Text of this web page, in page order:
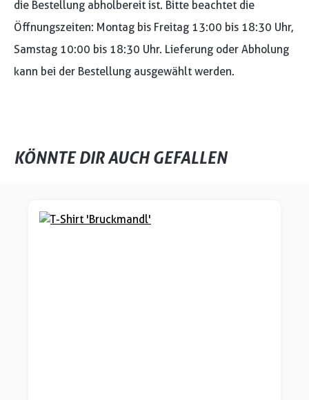
die Bestellung abholbereit ist. Bitte beachtet die
Öffnungszeiten: Montag bis Freitag 13:00 bis 18:30 Uhr,
Samstag 10:00 bis 18:30 Uhr. Lieferung oder Abholung
kann bei der Bestellung ausgewählt werden.
KÖNNTE DIR AUCH GEFALLEN